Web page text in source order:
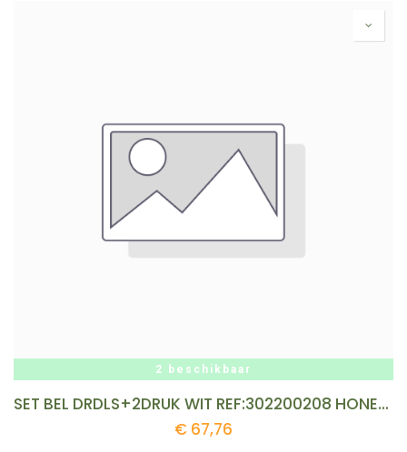
2 beschikbaar
SET BEL DRDLS+2DRUK WIT REF:302200208 HONEYWELL
€ 67,76